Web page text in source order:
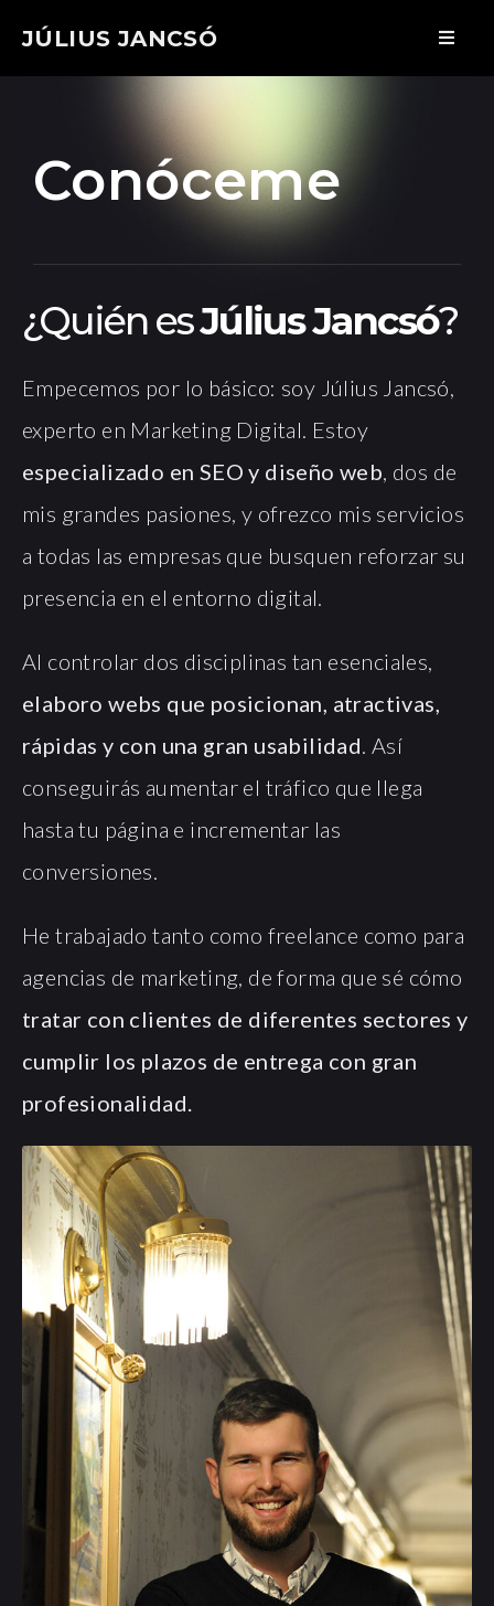
JÚLIUS JANCSÓ
Conóceme
¿Quién esJúlius Jancsó?
Empecemos por lo básico: soy Július Jancsó,
experto en Marketing Digital. Estoy
especializado en SEO y diseño web, dos de
mis grandes pasiones, y ofrezco mis servicios
a todas las empresas que busquen reforzar su
presencia en el entorno digital.
Al controlar dos disciplinas tan esenciales,
elaboro webs que posicionan, atractivas,
rápidas y con una gran usabilidad. Así
conseguirás aumentar el tráfico que llega
hasta tu página e incrementar las
conversiones.
He trabajado tanto como freelance como para
agencias de marketing, de forma que sé cómo
tratar con clientes de diferentes sectores y
cumplir los plazos de entrega con gran
profesionalidad.